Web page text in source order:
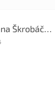
Romana Škrobáčková
obchodu je 5 z